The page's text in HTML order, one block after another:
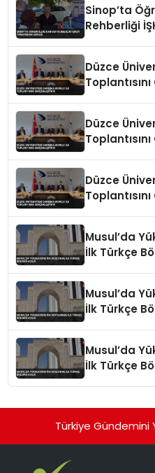
Sinop’ta
Rehberliği
Düzce
Düzce
Düzce
Musul’da
İlk Türkçe
Musul’da
İlk Türkçe
Musul’da
İlk Türkçe
Türkiye Gündemini